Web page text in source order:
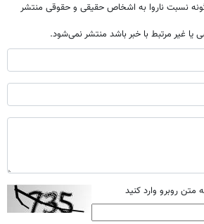
نسبت ناروا به اشخاص حقیقی و حقوقی منتشر
یا غیر مرتبط با خبر باشد منتشر نمی‌شود.
متن روبرو وارد کنید